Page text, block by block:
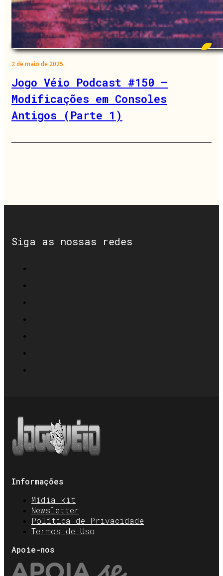
2 de maio de 2025
Jogo Véio Podcast #150 –
Modificações em Consoles
Antigos (Parte 1)
Siga as nossas redes
Informações
Mídia kit
Newsletter
Política de Privacidade
Termos de Uso
Apoie-nos